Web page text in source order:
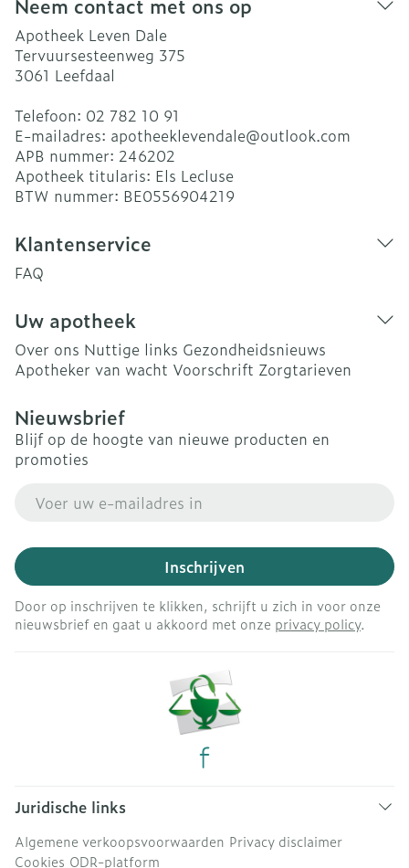
Neem contact met ons op
Apotheek Leven Dale
Tervuursesteenweg 375
3061 Leefdaal
Telefoon: 02 782 10 91
E-mailadres: apotheeklevendale@outlook.com
APB nummer: 246202
Apotheek titularis: Els Lecluse
BTW nummer: BE0556904219
Klantenservice
FAQ
Uw apotheek
Over ons Nuttige links Gezondheidsnieuws
Apotheker van wacht Voorschrift Zorgtarieven
Nieuwsbrief
Blijf op de hoogte van nieuwe producten en
promoties
Inschrijven
Door op inschrijven te klikken, schrijft u zich in voor onze
nieuwsbrief en gaat u akkoord met onze privacy policy.
Juridische links
Algemene verkoopsvoorwaarden Privacy disclaimer
Cookies ODR-platform